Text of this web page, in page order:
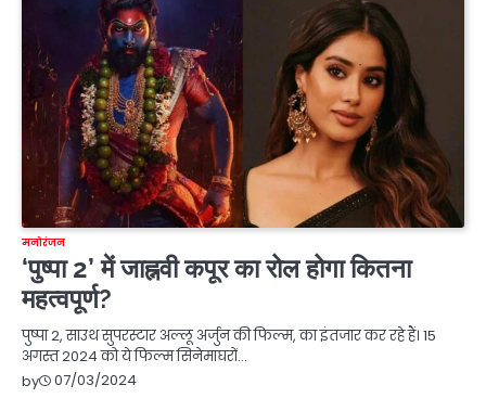
मनोरंजन
‘पुष्पा 2’ में जाह्नवी कपूर का रोल होगा कितना
महत्वपूर्ण?
पुष्पा 2, साउथ सुपरस्टार अल्लू अर्जुन की फिल्म, का इंतजार कर रहे हैं। 15
अगस्त 2024 को ये फिल्म सिनेमाघरों…
by
07/03/2024